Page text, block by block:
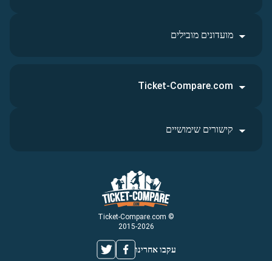
מועדונים מובילים
© Ticket-Compare.com
2015-2026
עקבו אחרינו
Ticket-Compare.com
קישורים שימושיים